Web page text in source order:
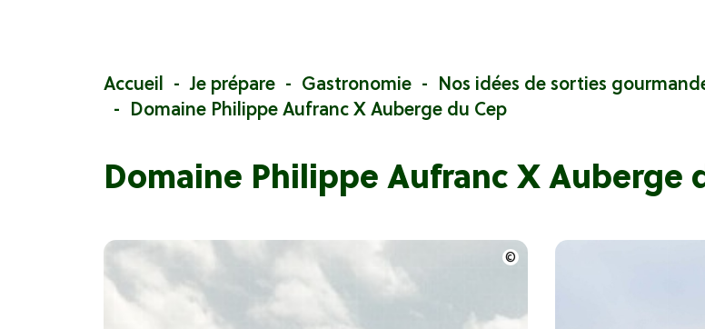
Accueil Je prépare Gastronomie
Nos idées de sorties
Domaine Philippe Aufranc X Auberge du Cep
Domaine Philippe Aufranc X Auberge